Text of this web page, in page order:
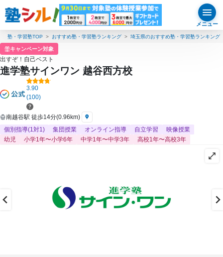
メニュー
塾・学習塾TOP おすすめ塾・学習塾ランキング 埼玉県のおすすめ塾・学習塾ランキング
キャンペーン対象
出すぞ！自己ベスト
進学塾サインワン 越谷西方校
3.90
(100)
南越谷駅 徒歩14分(0.96km)
個別指導(1対1)
集団授業 オンライン指導 自立学習
映像授業
幼児
小学1年〜小学6年 中学1年〜中学3年 高校1年〜高校3年